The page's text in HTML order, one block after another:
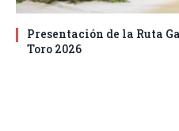
Presentación de la Ruta
Toro 2026